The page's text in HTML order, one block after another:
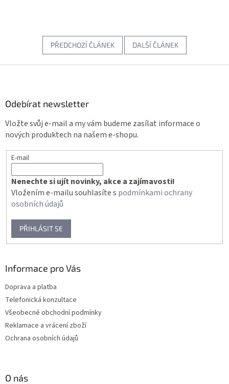
PŘEDCHOZÍ ČLÁNEK DALŠÍ ČLÁNEK
Odebírat newsletter
Vložte svůj e-mail a my vám budeme zasílat informace o
nových produktech na našem e-shopu.
E-mail
Nenechte si ujít novinky, akce a zajímavosti!
Vložením e-mailu souhlasíte s podmínkami ochrany
osobních údajů
PŘIHLÁSIT SE
Informace pro Vás
Doprava a platba
Telefonická konzultace
Všeobecné obchodní podmínky
Reklamace a vrácení zboží
Ochrana osobních údajů
O nás